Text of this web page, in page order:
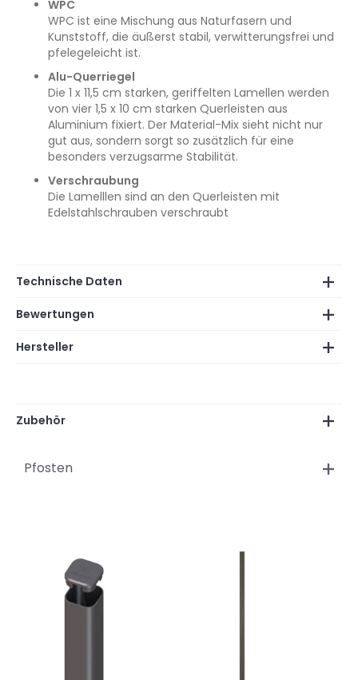
WPC
WPC ist eine Mischung aus Naturfasern und
Kunststoff, die äußerst stabil, verwitterungsfrei und
pfelegeleicht ist.
Alu-Querriegel
Die 1 x 11,5 cm starken, geriffelten Lamellen werden
von vier 1,5 x 10 cm starken Querleisten aus
Aluminium fixiert. Der Material-Mix sieht nicht nur
gut aus, sondern sorgt so zusätzlich für eine
besonders verzugsarme Stabilität.
Verschraubung
Die Lamelllen sind an den Querleisten mit
Edelstahlschrauben verschraubt
Technische Daten
Bewertungen
Hersteller
Zubehör
Pfosten